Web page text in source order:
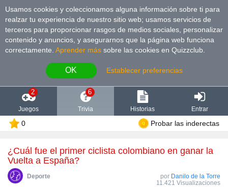
Usamos cookies y coleccionamos alguna información sobre ti para
realzar tu experiencia de nuestro sitio web; usamos servicios de
terceros para proporcionar rasgos de medios sociales, personalizar
contenido y anuncios, y asegurarnos que la página web funciona
correctamente. Aprender más sobre las cookies en Quizzclub.
OK Establecer preferencias
2
Juegos
6
Trivia Historias Entrar
0 Probar las inderectas
¿Cuál fue el primer ciclista colombiano en ganar la
Vuelta a España?
Deporte por Danilo de la Torre
11.421 Visualizaciones